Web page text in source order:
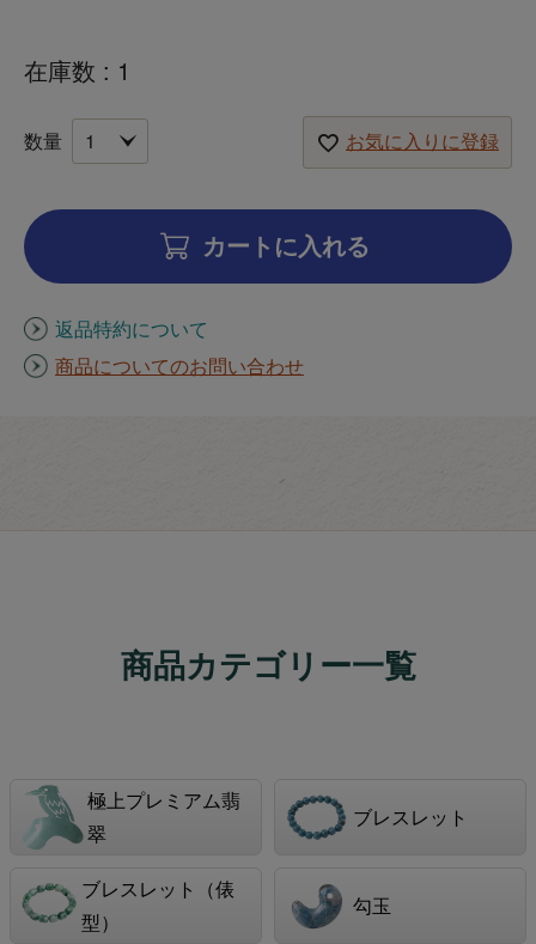
在庫数 1
お気に入りに登録
カートに入れる
返品特約について
商品についてのお問い合わせ
商品カテゴリー一覧
極上プレミアム翡
翠
ブレスレット
ブレスレット（俵
型）
勾玉